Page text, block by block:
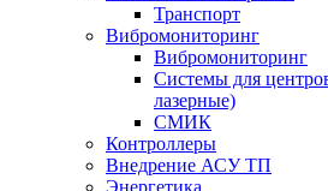
Транспорт
Вибромониторинг
Вибромониторинг
Системы для
лазерные)
СМИК
Контроллеры
Внедрение АСУ ТП